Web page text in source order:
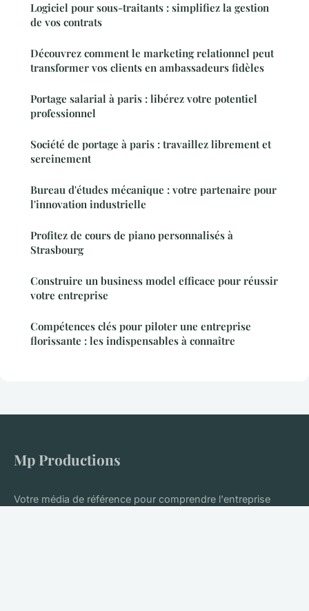
Logiciel pour sous-traitants : simplifiez la gestion
de vos contrats
Découvrez comment le marketing relationnel peut
transformer vos clients en ambassadeurs fidèles
Portage salarial à paris : libérez votre potentiel
professionnel
Société de portage à paris : travaillez librement et
sereinement
Bureau d'études mécanique : votre partenaire pour
l'innovation industrielle
Profitez de cours de piano personnalisés à
Strasbourg
Construire un business model efficace pour réussir
votre entreprise
Compétences clés pour piloter une entreprise
florissante : les indispensables à connaître
Mp Productions
Votre média de référence pour comprendre l'entreprise